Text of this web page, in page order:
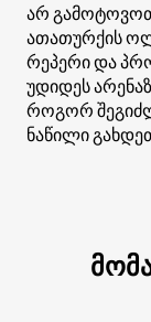
არ გამოტოვოთ
ათათურქის
რეპერი და
უდიდეს
როგორ
ნაწილი